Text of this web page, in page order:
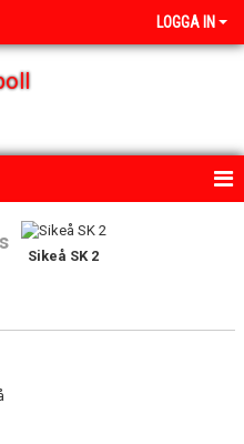
LOGGA IN
Sikeå SK 2